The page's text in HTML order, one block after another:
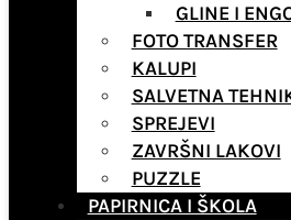
GLINE I
FOTO TRANSFER
KALUPI
SALVETNA
SPREJEVI
ZAVRŠNI LAKOVI
PUZZLE
PAPIRNICA I ŠKOLA